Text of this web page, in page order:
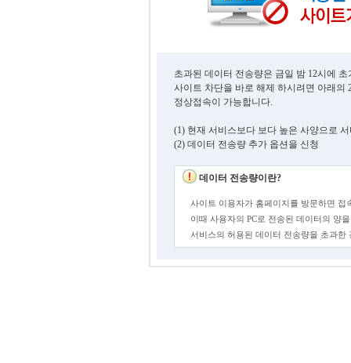
초과된 데이터 전송량은 금일 밤 12시에
사이트 차단을 바로 해제 하시려면 아래의
정상접속이 가능합니다.
(1) 현재 서비스보다 보다 높은 사양으로
(2) 데이터 전송량 추가 옵션을 신청
데이터 전송량이란?
사이트 이용자가 홈페이지를 방문하면 접
이때 사용자의 PC로 전송된 데이터의 양
서비스의 허용된 데이터 전송량을 초과